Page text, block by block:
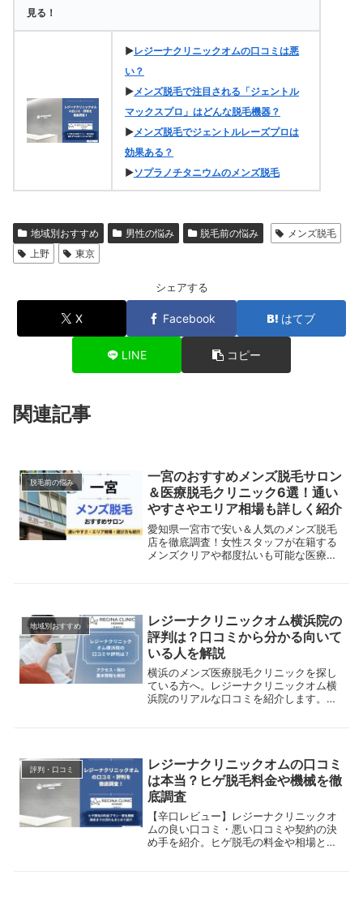
見る！
▶レジーナクリニックオムの口コミは悪
い？
▶メンズ脱毛で注目される「ジェントル
マックスプロ」はどんな脱毛機器？
▶メンズ脱毛でジェントルレーズプロは
効果ある？
▶ソプラノチタニウムのメンズ脱毛
地域別おすすめ 男性の悩み 脱毛前の悩み
メンズ脱毛
上野
東京
シェアする
X Facebook はてブ
LINE コピー
関連記事
脱毛前の悩み
一宮のおすすめメンズ脱毛サロン
＆医療脱毛クリニック6選！通い
やすさやエリア相場も詳しく紹介
愛知県一宮市で安い＆人気のメンズ脱毛
店を徹底調査！女性スタッフが在籍する
メンズクリアや都度払いも可能な医療脱
いや、VIOなどの部位別脱毛も解説。
地域別おすすめ
レジーナクリニックオム横浜院の
評判は？口コミから分かる向いて
いる人を解説
横浜のメンズ医療脱毛クリニックを探し
ている方へ。レジーナクリニックオム横
浜院のリアルな口コミを紹介します。良
評判・口コミ
レジーナクリニックオムの口コミ
は本当？ヒゲ脱毛料金や機械を徹
底調査
【辛口レビュー】レジーナクリニックオ
ムの良い口コミ・悪い口コミや契約の決
め手を紹介。ヒゲ脱毛の料金や相場との
の流れまで網羅しているので、クリニッ